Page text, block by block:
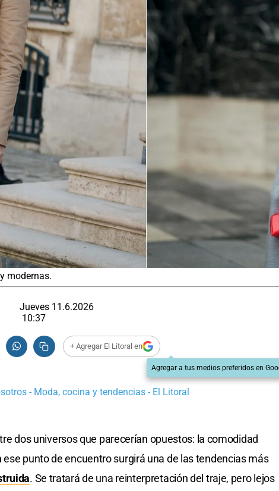
modernas.
Jueves 11.6.2026
10:37
+ Agregar El Litoral en
Agregar a tus medios preferidos en
- Moda, cocina y tendencias - El Litoral
dos universos que parecerían opuestos: la comodidad
punto de encuentro surgirá una de las tendencias más
. Se tratará de una reinterpretación del traje, pero lejos